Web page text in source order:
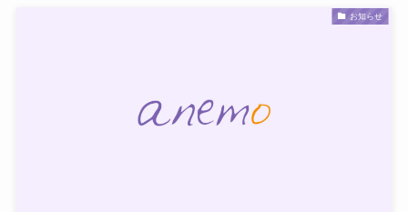
お知らせ